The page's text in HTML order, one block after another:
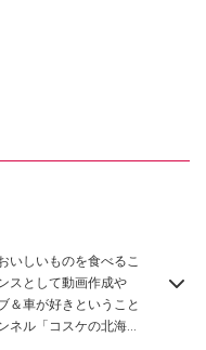
いしいものを食べるこ
スとして動画作成や
＆車が好きということ
ネル「コスケの北海道